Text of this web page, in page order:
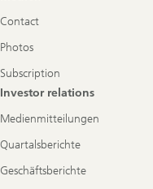
Contact
Photos
Subscription
Investor relations
Medienmitteilungen
Quartalsberichte
Geschäftsberichte